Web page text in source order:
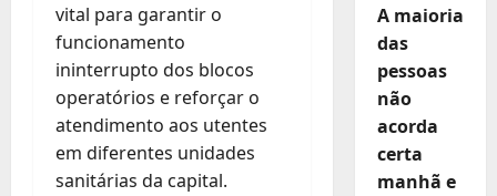
vital para garantir o
funcionamento
ininterrupto dos blocos
operatórios e reforçar o
atendimento aos utentes
em diferentes unidades
sanitárias da capital.
A maioria
das
pessoas
não
acorda
certa
manhã e